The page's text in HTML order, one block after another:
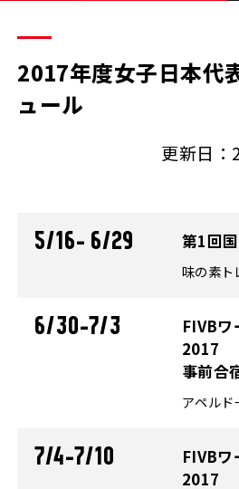
2017年度女子日本代
ュール
更新日
5/16- 6/29 第1回
味の素
6/30-7/3
FIVBワ
2017
事前合
アペル
7/4-7/10
FIVBワ
2017